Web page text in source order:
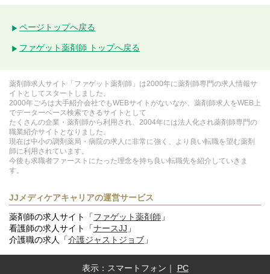
ページトップへ戻る
ファゲット薬剤師 トップへ戻る
薬剤師求人サイト「ファゲット薬剤師」は2000年に薬剤師専門の求人情報サ
イトとしてスタートしました。
2000年ごろは大手紹介会社でもWEBサイトがないなか、薬剤師求人をWEB上
でデーターベース検索できるサイトとして
たくさんの企業・薬剤師から利用され、2004年には法人化され薬剤師専門の
職業紹介サイトとなりました。
現在は中小の調剤薬局・病院の求人に非常に強く、より良い転職を望む薬剤
師に利用されています。
今後も求職者ファーストにたった理念を持ち良い転職先を紹介していきま
す。
JJメディケアキャリアの運営サービス
薬剤師の求人サイト「ファゲット薬剤師 」
看護師の求人サイト「ナースJJ 」
介護職の求人「介護ジャストジョブ 」
表示： スマートフォン ｜ PC